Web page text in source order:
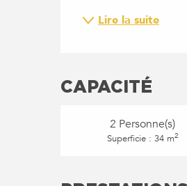
Lire la suite
CAPACITÉ
2 Personne(s)
Superficie : 34 m2